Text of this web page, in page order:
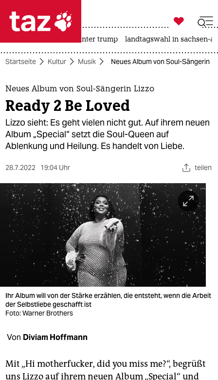
 taz zahl ich
taz zahl ich
themen
politik
öko
gesellschaft
sport
berlin
nord
wahrheit
verlag
verlag
shop
fragen & hilfe

taz zahl ich
usa unter trump landtagswahl in sachsen-
Startseite Kultur Musik Neues Album von Soul-Sängerin
Neues Album von Soul-Sängerin Lizzo
Ready 2 Be Loved
Lizzo sieht: Es geht vielen nicht gut. Auf ihrem neuen
Album „Special“ setzt die Soul-Queen auf
Ablenkung und Heilung. Es handelt von Liebe.
28.7.2022 19:04 Uhr teilen
Ihr Album will von der Stärke erzählen, die entsteht, wenn die Arbeit
der Selbstliebe geschafft ist
Foto: Warner Brothers
Von Diviam Hoffmann
Mit „Hi motherfucker, did you miss me?“, begrüßt
uns Lizzo auf ihrem neuen Album „Special“ und